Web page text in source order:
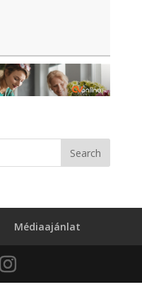
Médiaajánlat